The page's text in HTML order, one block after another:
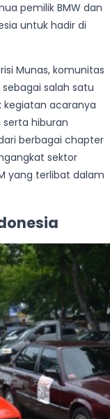
pemilik BMW dan
untuk hadir di
Munas, komunitas
salah satu
kegiatan acaranya
serta hiburan
berbagai chapter
sektor
yang terlibat dalam